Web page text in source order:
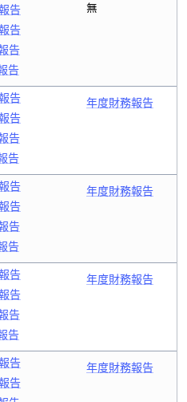
告
告
告
告
無
告
告
告
告
年度財務報告
告
告
告
告
年度財務報告
告
告
告
告
年度財務報告
告
告
年度財務報告